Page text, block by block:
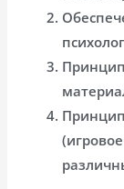
Принцип